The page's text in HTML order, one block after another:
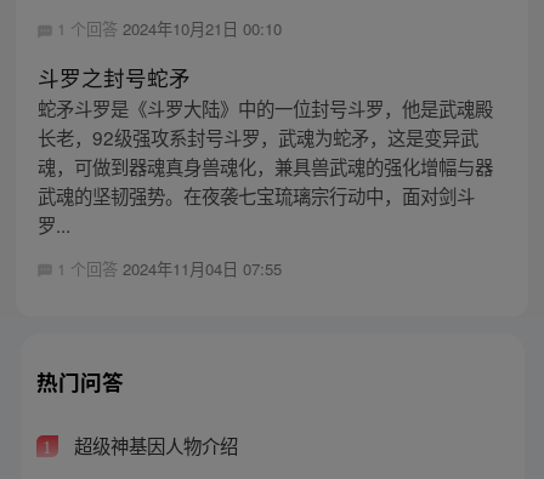
1 个回答 2024年10月21日 00:10
斗罗之封号蛇矛
蛇矛斗罗是《斗罗大陆》中的一位封号斗罗，他是武魂殿
长老，92级强攻系封号斗罗，武魂为蛇矛，这是变异武
魂，可做到器魂真身兽魂化，兼具兽武魂的强化增幅与器
武魂的坚韧强势。在夜袭七宝琉璃宗行动中，面对剑斗
罗...
1 个回答 2024年11月04日 07:55
热门问答
1 超级神基因人物介绍